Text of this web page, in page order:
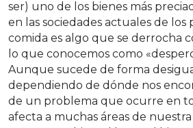
ser) uno de los bienes más
en las sociedades actuales de los
comida es algo que se derrocha
lo que conocemos como
Aunque sucede de forma
dependiendo de dónde nos
de un problema que ocurre en
afecta a muchas áreas de nuestra